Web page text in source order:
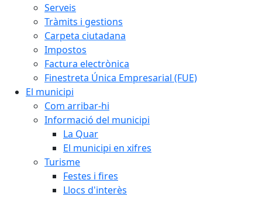
Serveis
Tràmits i gestions
Carpeta ciutadana
Impostos
Factura electrònica
Finestreta Única Empresarial (FUE)
El municipi
Com arribar-hi
Informació del municipi
La Quar
El municipi en xifres
Turisme
Festes i fires
Llocs d'interès